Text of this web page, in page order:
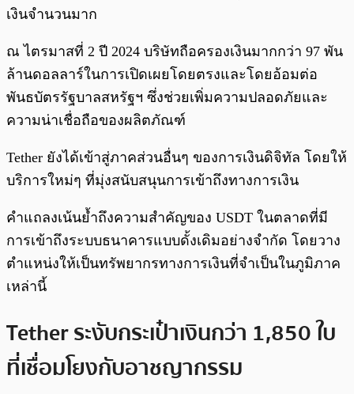
เงินจำนวนมาก
ณ ไตรมาสที่ 2 ปี 2024 บริษัทถือครองเงินมากกว่า 97 พัน
ล้านดอลลาร์ในการเปิดเผยโดยตรงและโดยอ้อมต่อ
พันธบัตรรัฐบาลสหรัฐฯ ซึ่งช่วยเพิ่มความปลอดภัยและ
ความน่าเชื่อถือของผลิตภัณฑ์
Tether ยังได้เข้าสู่ภาคส่วนอื่นๆ ของการเงินดิจิทัล โดยให้
บริการใหม่ๆ ที่มุ่งสนับสนุนการเข้าถึงทางการเงิน
คำแถลงเน้นย้ำถึงความสำคัญของ USDT ในตลาดที่มี
การเข้าถึงระบบธนาคารแบบดั้งเดิมอย่างจำกัด โดยวาง
ตำแหน่งให้เป็นทรัพยากรทางการเงินที่จำเป็นในภูมิภาค
เหล่านี้
Tether ระงับกระเป๋าเงินกว่า 1,850 ใบ
ที่เชื่อมโยงกับอาชญากรรม